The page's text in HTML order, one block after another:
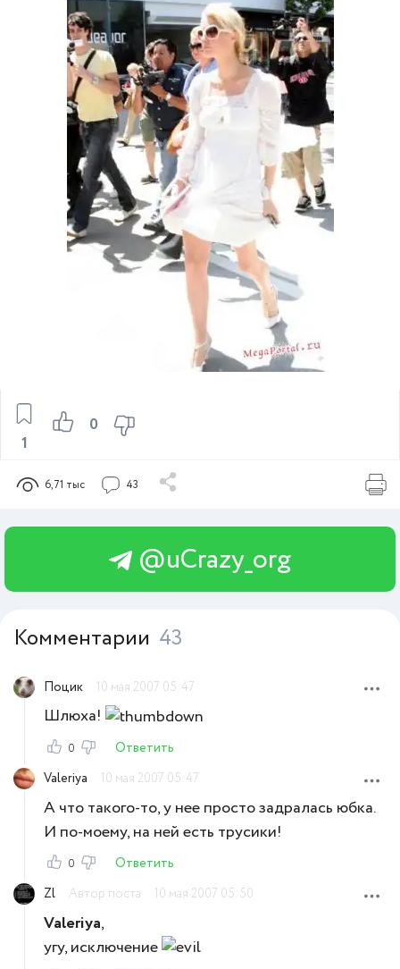
0
1
6,71 тыс 43
@uCrazy_org
Комментарии 43
Поцик 10 мая 2007 05:47
Шлюха!
0
Ответить
Valeriya
10 мая 2007 05:47
А что такого-то, у нее просто задралась юбка.
И по-моему, на ней есть трусики!
0
Ответить
Zl
Автор поста 10 мая 2007 05:50
Valeriya,
угу, исключение